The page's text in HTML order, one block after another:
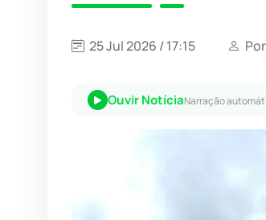
25 Jul 2026 / 17:15
Ouvir NotíciaNarração